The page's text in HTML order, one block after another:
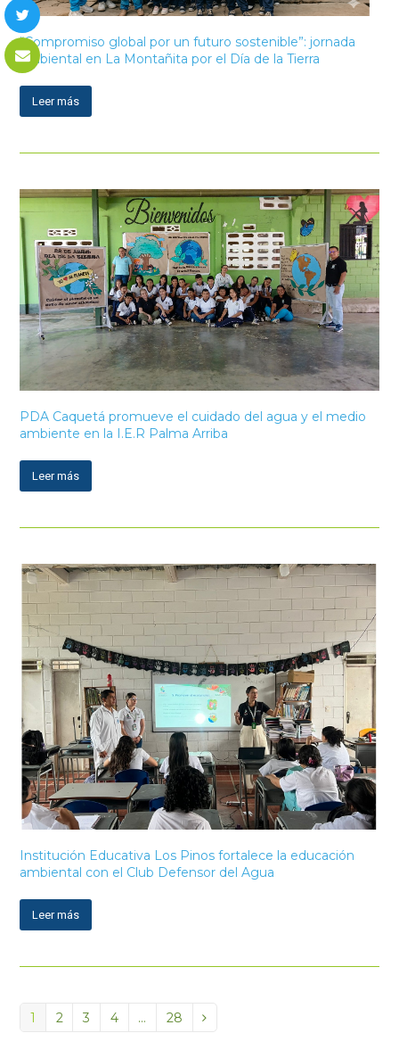
“Compromiso global por un futuro sostenible”: jornada
ambiental en La Montañita por el Día de la Tierra
Leer más
PDA Caquetá promueve el cuidado del agua y el medio
ambiente en la I.E.R Palma Arriba
Leer más
Institución Educativa Los Pinos fortalece la educación
ambiental con el Club Defensor del Agua
Leer más
Page
1 Page
2 Page
3 Page
4 … Page
28